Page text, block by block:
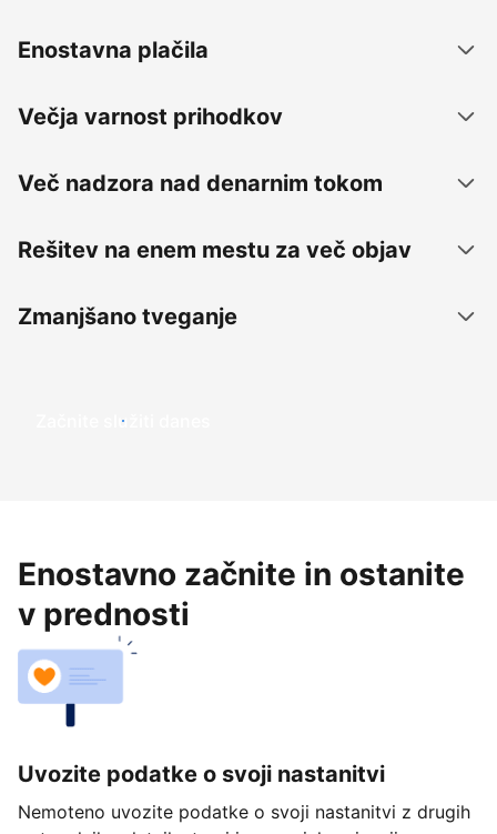
Enostavna plačila
Večja varnost prihodkov
Več nadzora nad denarnim tokom
Rešitev na enem mestu za več objav
Zmanjšano tveganje
Začnite služiti danes
Enostavno začnite in ostanite
v prednosti
Uvozite podatke o svoji nastanitvi
Nemoteno uvozite podatke o svoji nastanitvi z drugih